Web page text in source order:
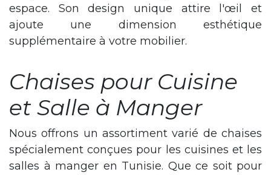
espace. Son design unique attire l'œil et
ajoute une dimension esthétique
supplémentaire à votre mobilier.
Chaises pour Cuisine
et Salle à Manger
Nous offrons un assortiment varié de chaises
spécialement conçues pour les cuisines et les
salles à manger en Tunisie. Que ce soit pour